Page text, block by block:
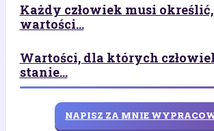
Każdy człowiek musi
wartości...
Wartości, dla których
stanie...
NAPISZ ZA MNIE